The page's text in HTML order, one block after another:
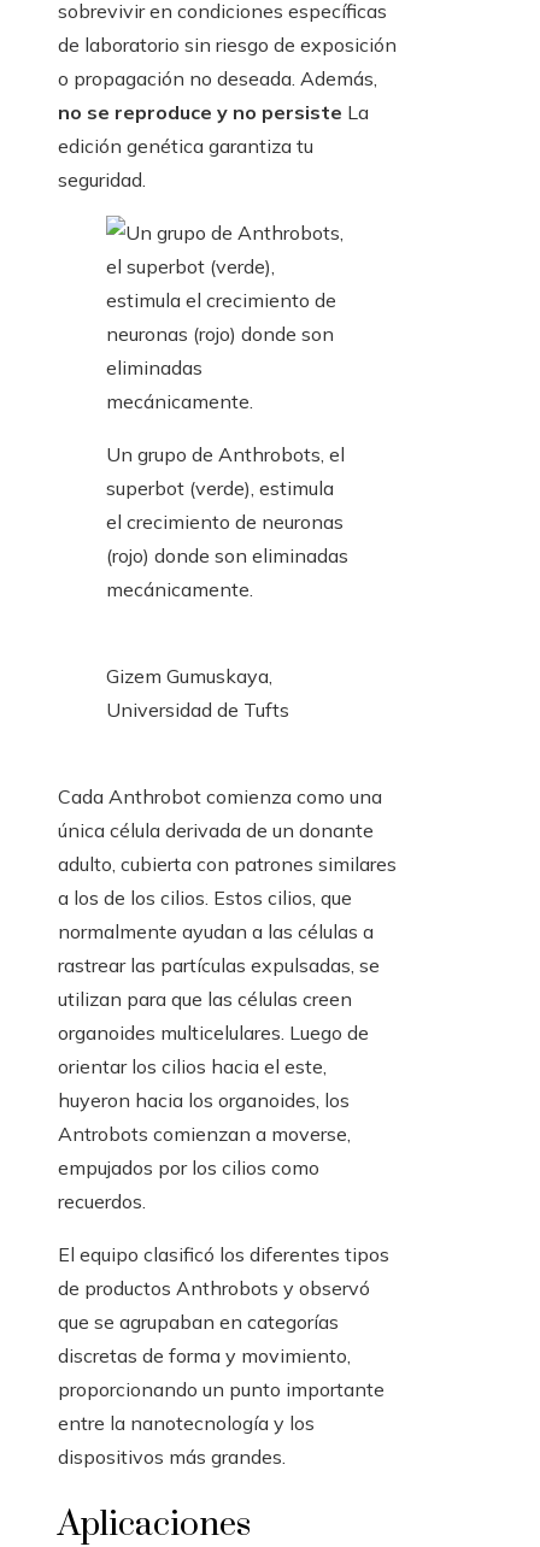
sobrevivir en condiciones específicas
de laboratorio sin riesgo de exposición
o propagación no deseada. Además,
no se reproduce y no persiste La
edición genética garantiza tu
seguridad.
Un grupo de Anthrobots, el
superbot (verde), estimula
el crecimiento de neuronas
(rojo) donde son eliminadas
mecánicamente.
Gizem Gumuskaya,
Universidad de Tufts
Cada Anthrobot comienza como una
única célula derivada de un donante
adulto, cubierta con patrones similares
a los de los cilios. Estos cilios, que
normalmente ayudan a las células a
rastrear las partículas expulsadas, se
utilizan para que las células creen
organoides multicelulares. Luego de
orientar los cilios hacia el este,
huyeron hacia los organoides, los
Antrobots comienzan a moverse,
empujados por los cilios como
recuerdos.
El equipo clasificó los diferentes tipos
de productos Anthrobots y observó
que se agrupaban en categorías
discretas de forma y movimiento,
proporcionando un punto importante
entre la nanotecnología y los
dispositivos más grandes.
Aplicaciones